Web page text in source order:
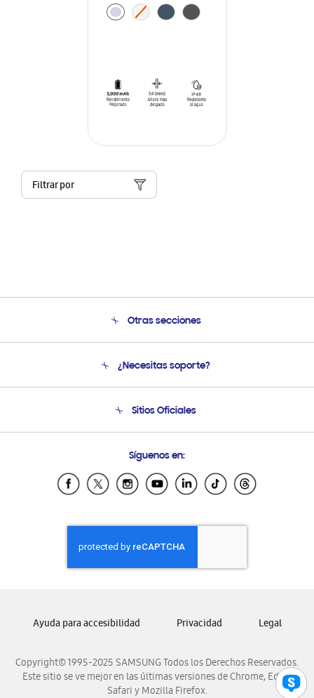
Filtrar por
Otras secciones
Soporte
Condiciones de Compra
¿Necesitas soporte?
Soporte vía eMail
Sitios Oficiales
Samsung Ecuador
Samsung El Salvador
Samsung Honduras
Samsung Nicaragua
Samsung Panamá
Samsung Venezuela
Síguenos en:
Copyright© 1995-2025 SAMSUNG Todos los Derechos Reservados.
Este sitio se ve mejor en las últimas versiones de Chrome, Edge,
Safari y Mozilla Firefox.
Ayuda para accesibilidad Privacidad Legal